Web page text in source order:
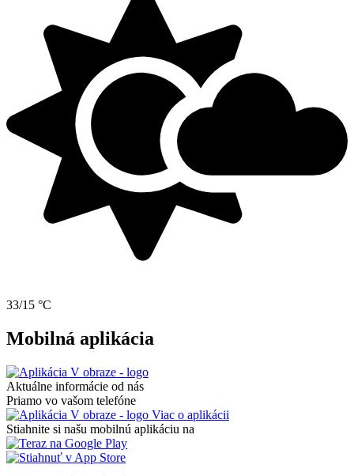
33/15 °C
Mobilná aplikácia
Aktuálne informácie od nás
Priamo vo vašom telefóne
Viac o aplikácii
Stiahnite si našu mobilnú aplikáciu na